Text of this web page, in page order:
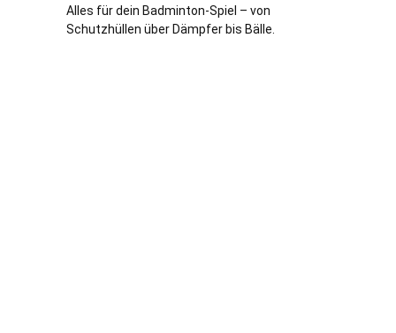
Alles für dein Badminton-Spiel – von
Schutzhüllen über Dämpfer bis Bälle.